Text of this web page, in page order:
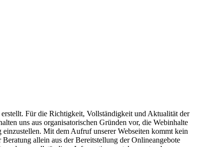
Für die Richtigkeit, Vollständigkeit und Aktualität der
uns aus organisatorischen Gründen vor, die Webinhalte
Mit dem Aufruf unserer Webseiten kommt kein
allein aus der Bereitstellung der Onlineangebote